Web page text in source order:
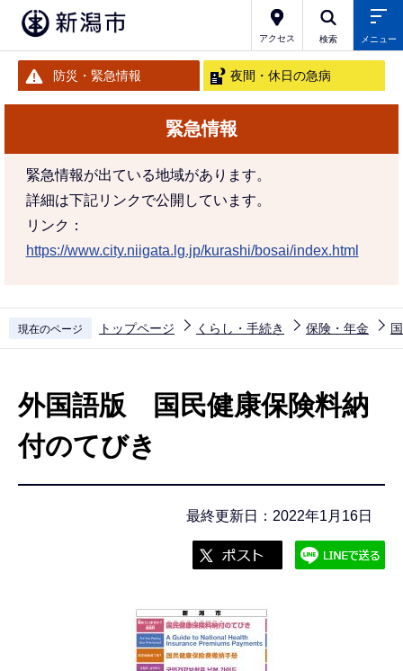
アクセス 検索 メニュー
防災・緊急情報 夜間・休日の急病
緊急情報
緊急情報が出ている地域があります。
詳細は下記リンクで公開しています。
リンク：
https://www.city.niigata.lg.jp/kurashi/bosai/index.html
現在のページ トップページ くらし・手続き 保険・年金
外国語版 国民健康保険料納
付のてびき
最終更新日：2022年1月16日